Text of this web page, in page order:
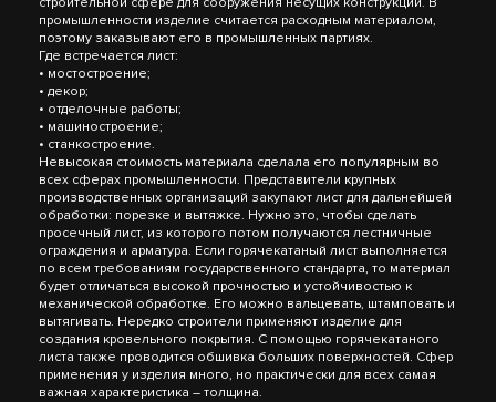
промышленности изделие считается расходным материалом,
поэтому заказывают его в промышленных партиях.
Где встречается лист:
• мостостроение;
• декор;
• отделочные работы;
• машиностроение;
• станкостроение.
Невысокая стоимость материала сделала его популярным во
всех сферах промышленности. Представители крупных
производственных организаций закупают лист для дальнейшей
обработки: порезке и вытяжке. Нужно это, чтобы сделать
просечный лист, из которого потом получаются лестничные
ограждения и арматура. Если горячекатаный лист выполняется
по всем требованиям государственного стандарта, то материал
будет отличаться высокой прочностью и устойчивостью к
механической обработке. Его можно вальцевать, штамповать и
вытягивать. Нередко строители применяют изделие для
создания кровельного покрытия. С помощью горячекатаного
листа также проводится обшивка больших поверхностей. Сфер
применения у изделия много, но практически для всех самая
важная характеристика – толщина.